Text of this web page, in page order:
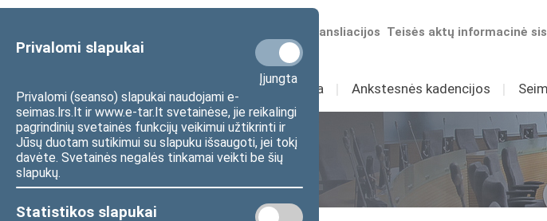
Privalomi slapukai
Įjungta
Privalomi (seanso) slapukai naudojami e-
seimas.lrs.lt ir www.e-tar.lt svetainėse, jie reikalingi
pagrindinių svetainės funkcijų veikimui užtikrinti ir
Jūsų duotam sutikimui su slapuku išsaugoti, jei tokį
davėte. Svetainės negalės tinkamai veikti be šių
slapukų.
Statistikos slapukai
Teisės aktų informacinė
Numatomos transliacijos
Sudėtis Veikla I Ankstesnės kadencijos I
Seimo posėdžiai